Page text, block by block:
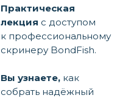
Практическая
лекция с доступом
к профессиональному
скринеру BondFish.
Вы узнаете, как
собрать надёжный